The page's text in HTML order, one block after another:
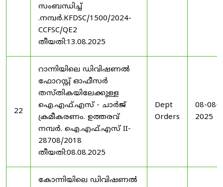
സംബന്ധിച്ച്
.നമ്പർ.KFDSC/1500/2024-
CCFSC/QE2
തീയതി:13.08.2025
22
റാന്നിയിലെ ഡിവിഷണൽ
ഫോറസ്റ്റ് ഓഫീസർ
തസ്തികയിലേക്കുള്ള
ഐ.എഫ്.എസ് - ചാർജ്
ക്രമീകരണം. ഉത്തരവ്
നമ്പർ. ഐ.എഫ്.എസ് II-
28708/2018
തീയതി:08.08.2025
Dept
Orders
08-08-
2025
കോന്നിയിലെ ഡിവിഷണൽ